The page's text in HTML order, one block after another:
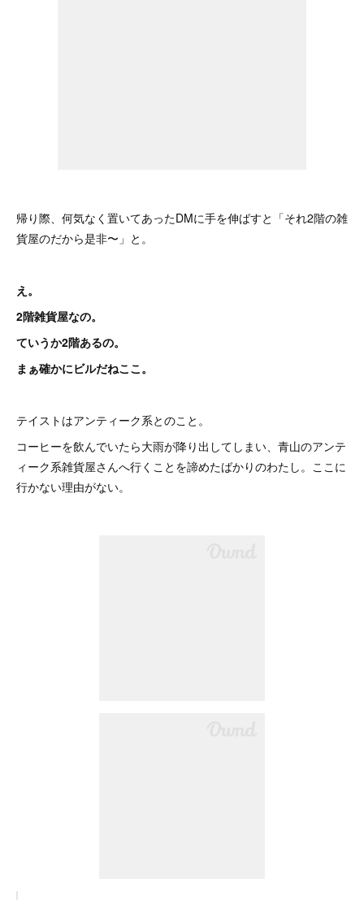
帰り際、何気なく置いてあったDMに手を伸ばすと「それ2階の雑
貨屋のだから是非〜」と。
え。
2階雑貨屋なの。
ていうか2階あるの。
まぁ確かにビルだねここ。
テイストはアンティーク系とのこと。
コーヒーを飲んでいたら大雨が降り出してしまい、青山のアンテ
ィーク系雑貨屋さんへ行くことを諦めたばかりのわたし。ここに
行かない理由がない。